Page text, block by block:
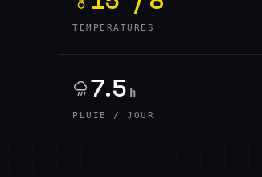
TEMPÉRATURES
7.5 h
PLUIE / JOUR